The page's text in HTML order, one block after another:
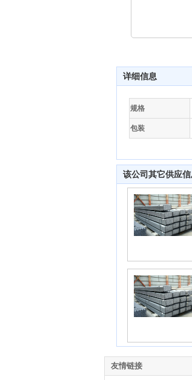
详细信息
规格
包装
该公司其它供应信
友情链接